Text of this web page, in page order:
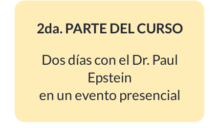
2da. PARTE DEL CURSO
Dos días con el Dr. Paul
Epstein
en un evento presencial